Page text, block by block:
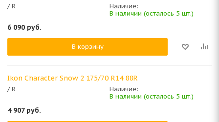
/ R
Наличие:
В наличии (осталось 5 шт.)
6 090 руб.
В корзину
Ikon Character Snow 2 175/70 R14 88R
/ R
Наличие:
В наличии (осталось 5 шт.)
4 907руб.